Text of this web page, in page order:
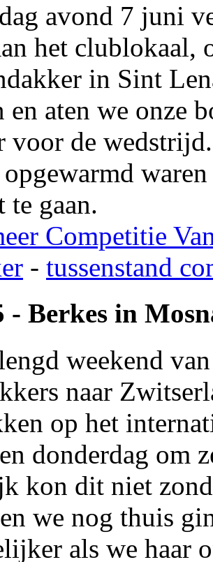
avond 7 juni
het clublokaal,
in Sint
en aten we onze
voor de
te gaan.
Competitie
- tussenstand
- Berkes in
weekend
naar
op het
donderdag om
kon dit niet
we nog thuis
als we haar